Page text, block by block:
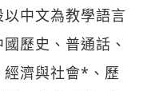
中文為教學語言
歷史、普通話、
濟與社會*、歷